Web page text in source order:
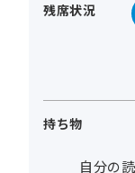
残席状況
持ち物
自分の